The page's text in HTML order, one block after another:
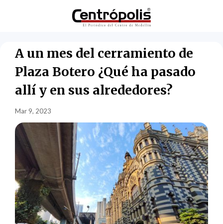
A un mes del cerramiento de
Plaza Botero ¿Qué ha pasado
allí y en sus alrededores?
Mar 9, 2023